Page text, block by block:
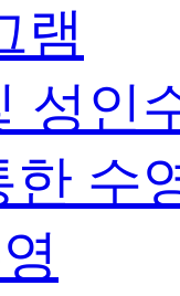
램
성인
한 수